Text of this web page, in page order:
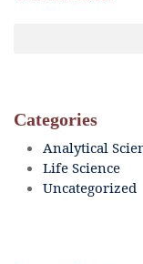
Categories
Analytical
Life Science
Uncategorized